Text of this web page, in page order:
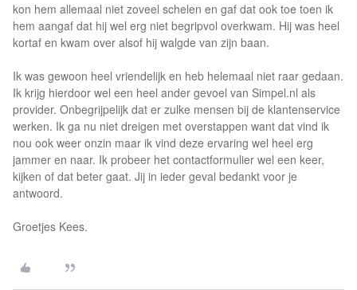
kon hem allemaal niet zoveel schelen en gaf dat ook toe toen ik
hem aangaf dat hij wel erg niet begripvol overkwam. Hij was heel
kortaf en kwam over alsof hij walgde van zijn baan.
Ik was gewoon heel vriendelijk en heb helemaal niet raar gedaan.
Ik krijg hierdoor wel een heel ander gevoel van Simpel.nl als
provider. Onbegrijpelijk dat er zulke mensen bij de klantenservice
werken. Ik ga nu niet dreigen met overstappen want dat vind ik
nou ook weer onzin maar ik vind deze ervaring wel heel erg
jammer en naar. Ik probeer het contactformulier wel een keer,
kijken of dat beter gaat. Jij in ieder geval bedankt voor je
antwoord.
Groetjes Kees.